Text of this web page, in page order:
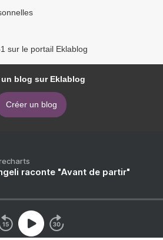
sur le portail Eklablog
un blog sur Eklablog
Créer un blog
raconte "Avant de partir"